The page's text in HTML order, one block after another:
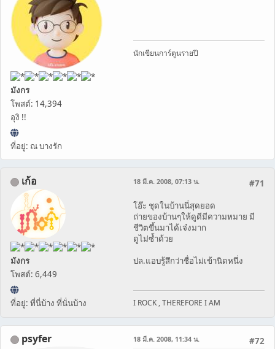
มังกร
โพสต์: 14,394
อุงิ !!
ที่อยู่: ณ บางรัก
นักเขียนการ์ตูนรายปี
เก้อ
มังกร
โพสต์: 6,449
ที่อยู่: ที่นี่บ้าง ที่นั่นบ้าง
#71
18 มี.ค. 2008, 07:13 น.
โอ๊ะ ชุดในบ้านนี่สุดยอด
ถ่ายของบ้านๆให้ดูดีมีความหมาย มี
ชีวิตขึ้นมาได้เจ๋งมาก
ดูไม่ซ้ำด้วย
ปล.แอบรู้สึกว่าชื่อไม่เข้านิดหนึ่ง
I ROCK , THEREFORE I AM
psyfer #72
18 มี.ค. 2008, 11:34 น.